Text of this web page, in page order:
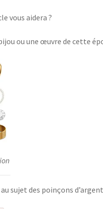
vous aidera ?
ou une œuvre de cette
sujet des poinçons d’argent